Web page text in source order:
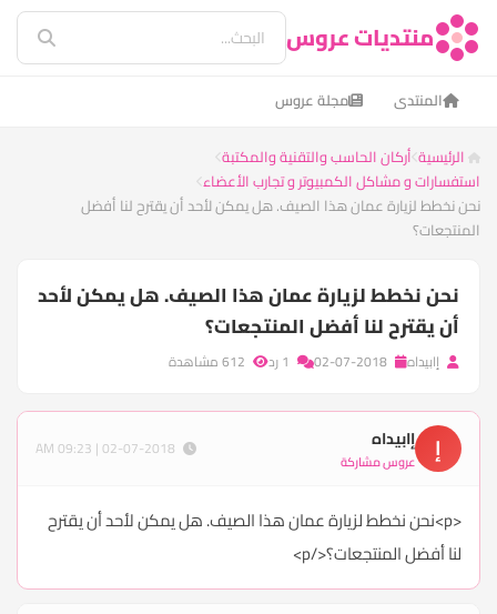
منتديات عروس
المنتدى مجلة عروس
الرئيسية أركان الحاسب والتقنية والمكتبة
استفسارات و مشاكل الكمبيوتر و تجارب الأعضاء
نحن نخطط لزيارة عمان هذا الصيف. هل يمكن لأحد أن يقترح لنا أفضل
المنتجعات؟
نحن نخطط لزيارة عمان هذا الصيف. هل يمكن لأحد
أن يقترح لنا أفضل المنتجعات؟
إابيداه
إ إابيداه
عروس مشاركة
<p>نحن نخطط لزيارة عمان هذا الصيف. هل يمكن لأحد أن يقترح
لنا أفضل المنتجعات؟</p>